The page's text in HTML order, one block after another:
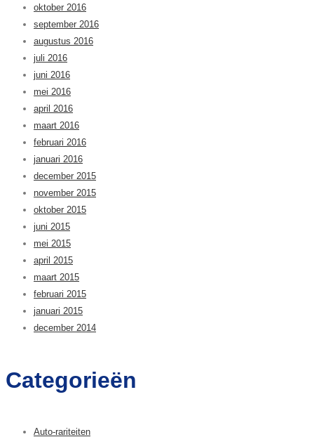
oktober 2016
september 2016
augustus 2016
juli 2016
juni 2016
mei 2016
april 2016
maart 2016
februari 2016
januari 2016
december 2015
november 2015
oktober 2015
juni 2015
mei 2015
april 2015
maart 2015
februari 2015
januari 2015
december 2014
Categorieën
Auto-rariteiten